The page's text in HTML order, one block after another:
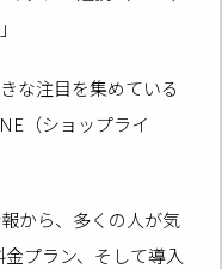
な注目を集めている
（ショップライ
から、多くの人が気
プラン、そして導入